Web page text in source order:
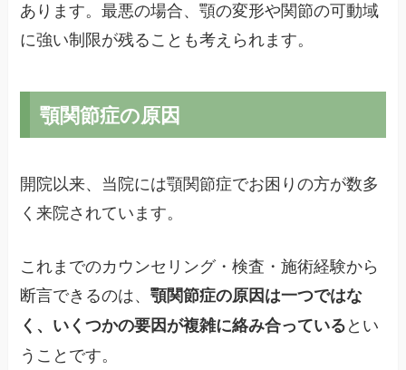
あります。最悪の場合、顎の変形や関節の可動域
に強い制限が残ることも考えられます。
顎関節症の原因
開院以来、当院には顎関節症でお困りの方が数多
く来院されています。
これまでのカウンセリング・検査・施術経験から
断言できるのは、顎関節症の原因は一つではな
く、いくつかの要因が複雑に絡み合っているとい
うことです。